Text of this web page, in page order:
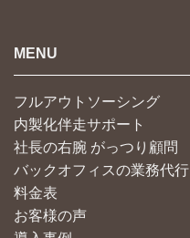
MENU
フルアウトソーシング
内製化伴走サポート
社長の右腕 がっつり顧問
バックオフィスの業務代行
料金表
お客様の声